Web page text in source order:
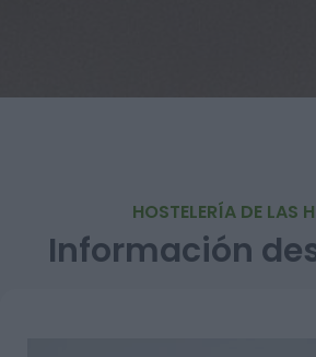
HOSTELERÍA DE LAS
Información